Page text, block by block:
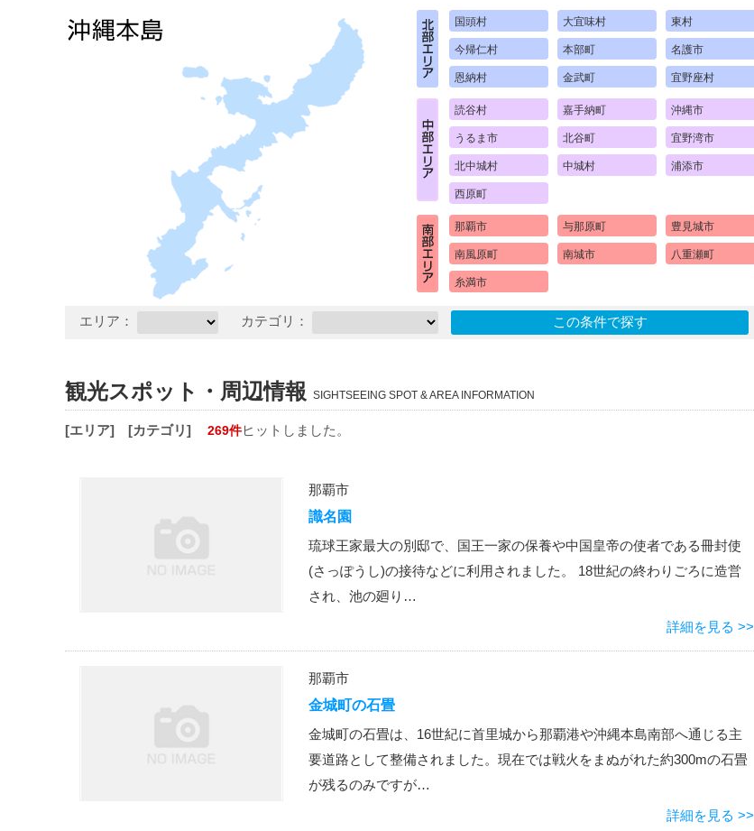
国頭村 大宜味村 東村
今帰仁村 本部町 名護市
恩納村 金武町 宜野座村
読谷村 嘉手納町 沖縄市
うるま市 北谷町 宜野湾市
北中城村 中城村 浦添市
西原町
那覇市 与那原町 豊見城市
南風原町 南城市 八重瀬町
糸満市
エリア： カテゴリ：
観光スポット・周辺情報 SIGHTSEEING SPOT & AREA INFORMATION
[エリア] [カテゴリ] 269件ヒットしました。
那覇市
識名園
琉球王家最大の別邸で、国王一家の保養や中国皇帝の使者である冊封使
(さっぽうし)の接待などに利用されました。 18世紀の終わりごろに造営
され、池の廻り…
詳細を見る >>
那覇市
金城町の石畳
金城町の石畳は、16世紀に首里城から那覇港や沖縄本島南部へ通じる主
要道路として整備されました。現在では戦火をまぬがれた約300mの石畳
が残るのみですが…
詳細を見る >>